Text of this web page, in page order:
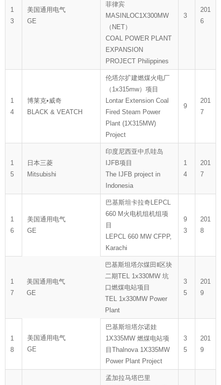
1
3
美国通用电气
GE
菲律宾
MASINLOC1X300MW
（NET）
COAL POWER PLANT
EXPANSION
PROJECT Philippines
3
201
6
1
4
博莱克•威奇
BLACK & VEATCH
伦塔尔扩建燃煤火电厂
（1x315mw）项目
Lontar Extension Coal
Fired Steam Power
Plant (1X315MW)
Project
9
201
7
1
5
日本三菱
Mitsubishi
印度尼西亚中爪哇岛
IJFB项目
The IJFB project in
Indonesia
1
4
201
7
1
6
美国通用电气
GE
巴基斯坦卡拉奇LEPCL
660 M火电机组机组项
目
LEPCL 660 MW CFPP,
Karachi
9
3
201
8
1
7
美国通用电气
GE
巴基斯坦塔尔煤田Ⅱ区块
二期TEL 1x330MW 坑
口燃煤电站项目
TEL 1x330MW Power
Plant
3
5
201
9
1
8
美国通用电气
GE
巴基斯坦塔尔诺娃
1X335MW 燃煤电站项
目Thalnova 1X335MW
Power Plant Project
3
5
201
9
孟加拉马塔巴里